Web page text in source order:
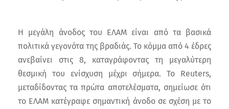
Η μεγάλη άνοδος του ΕΛΑΜ είναι από τα βασικά
πολιτικά γεγονότα της βραδιάς. Το κόμμα από 4 έδρες
ανεβαίνει στις 8, καταγράφοντας τη μεγαλύτερη
θεσμική του ενίσχυση μέχρι σήμερα. Το Reuters,
μεταδίδοντας τα πρώτα αποτελέσματα, σημείωσε ότι
το ΕΛΑΜ κατέγραφε σημαντική άνοδο σε σχέση με το